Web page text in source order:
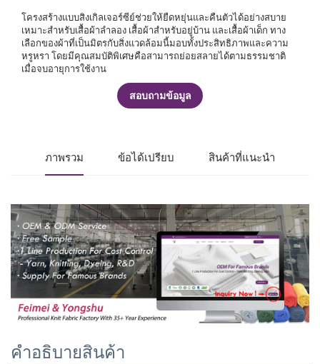
โครงสร้างแบบสิงเกิลเจอร์ซีย์ช่วยให้ยืดหยุ่นและคืนตัวได้อย่างสบาย
เหมาะสำหรับเสื้อผ้าลำลอง เสื้อผ้าสำหรับอยู่บ้าน และเสื้อผ้าเด็ก ทาง
เลือกของผ้าที่เป็นมิตรกับสิ่งแวดล้อมนี้มอบทั้งประสิทธิภาพและความ
หรูหรา โดยมีคุณสมบัติพิเศษคือสามารถย่อยสลายได้ตามธรรมชาติ
เมื่อจบอายุการใช้งาน
สอบถามข้อมูล
ภาพรวม ข้อได้เปรียบ สินค้าที่แนะนำ
คำอธิบายสินค้า